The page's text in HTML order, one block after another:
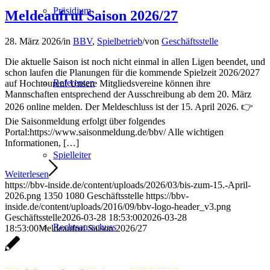
Präsidium
Referenten
Spielleiter
Rechtsausschuss
Meldeaufruf Saison 2026/27
28. März 2026/in BBV, Spielbetrieb/von Geschäftsstelle
Die aktuelle Saison ist noch nicht einmal in allen Ligen beendet, und
schon laufen die Planungen für die kommende Spielzeit 2026/2027
auf Hochtouren! Unsere Mitgliedsvereine können ihre
Mannschaften entsprechend der Ausschreibung ab dem 20. März
2026 online melden. Der Meldeschluss ist der 15. April 2026. 👉
Die Saisonmeldung erfolgt über folgendes
Portal:https://www.saisonmeldung.de/bbv/ Alle wichtigen
Informationen, […]
Weiterlesen
https://bbv-inside.de/content/uploads/2026/03/bis-zum-15.-April-
2026.png 1350 1080 Geschäftsstelle https://bbv-
inside.de/content/uploads/2016/09/bbv-logo-header_v3.png
Geschäftsstelle2026-03-28 18:53:002026-03-28
18:53:00Meldeaufruf Saison 2026/27